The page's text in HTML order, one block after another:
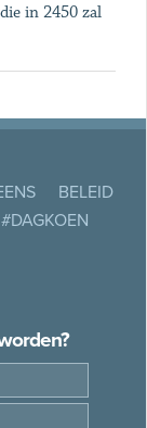
in 2450 zal
BELEID
#DAGKOEN